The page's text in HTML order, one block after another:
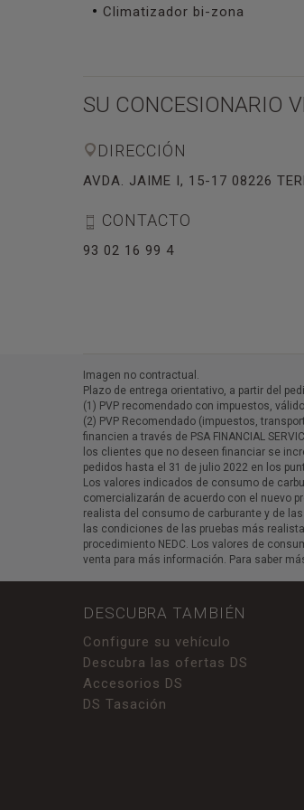
Climatizador bi-zona
SU CONCESIONARIO
DIRECCIÓN
AVDA. JAIME I, 15-17 08226
CONTACTO
93 02 16 99 4
Imagen no contractual.
Plazo de entrega orientativo, a partir del
(1) PVP recomendado con impuestos,
(2) PVP Recomendado (impuestos,
financien a través de PSA FINANCIAL
los clientes que no deseen financiar se
pedidos hasta el 31 de julio 2022 en los
Los valores indicados de consumo de
comercializarán de acuerdo con el nuevo
realista del consumo de carburante y de
las condiciones de las pruebas más
procedimiento NEDC. Los valores de
venta para más información. Para saber
DESCUBRA TAMBIÉN
Configure su vehículo
Descubra las ofertas DS
Accesorios DS
DS Tasación